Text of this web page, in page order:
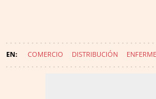
COMERCIO DISTRIBUCIÓN